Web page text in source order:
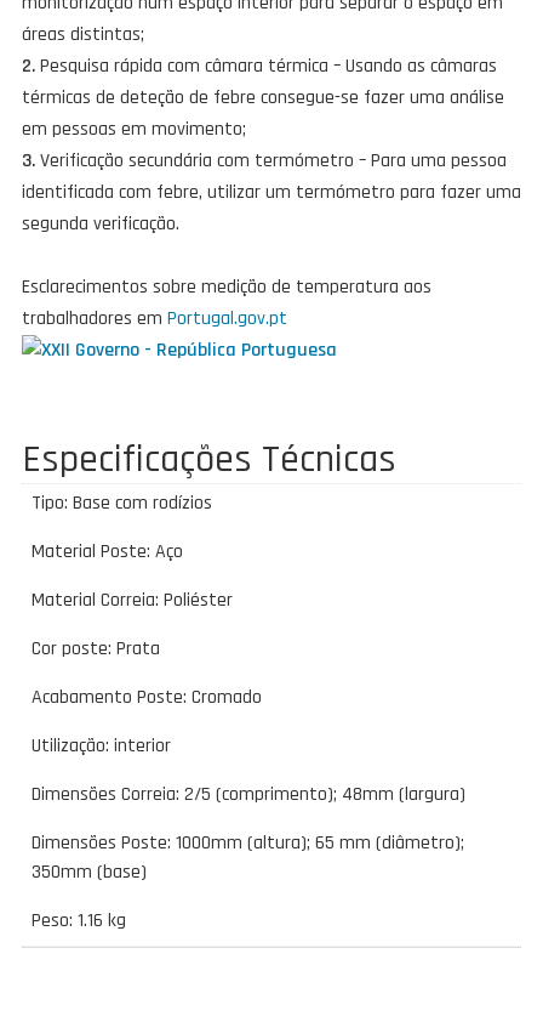
áreas distintas;
2.Pesquisa rápida com câmara térmica – Usando as câmaras
térmicas de deteção de febre consegue-se fazer uma análise
em pessoas em movimento;
3.Verificação secundária com termómetro – Para uma pessoa
identificada com febre, utilizar um termómetro para fazer uma
segunda verificação.
Esclarecimentos sobre medição de temperatura aos
trabalhadores em Portugal.gov.pt
Especificações Técnicas
Tipo: Base com rodízios
Material Poste: Aço
Material Correia: Poliéster
Cor poste: Prata
Acabamento Poste: Cromado
Utilização: interior
Dimensões Correia: 2/5 (comprimento); 48mm (largura)
Dimensões Poste: 1000mm (altura); 65 mm (diâmetro);
350mm (base)
Peso: 1.16 kg